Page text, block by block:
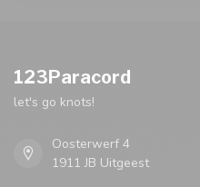
123Paracord
let's go knots!
Oosterwerf 4
1911 JB Uitgeest